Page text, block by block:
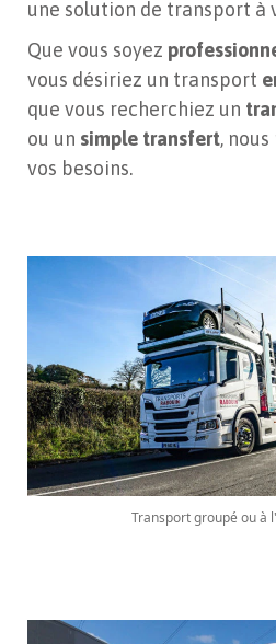
une solution de transport à
Que vous soyez
vous désiriez un transport
que vous recherchiez un
ou un simple transfert,
vos besoins.
Transport groupé ou à